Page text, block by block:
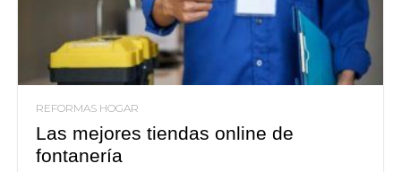
REFORMAS HOGAR
Las mejores tiendas online de
fontanería